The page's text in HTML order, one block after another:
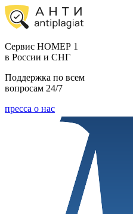
Cервис НОМЕР 1
в России и СНГ
Поддержка по всем
вопросам 24/7
пресса о нас